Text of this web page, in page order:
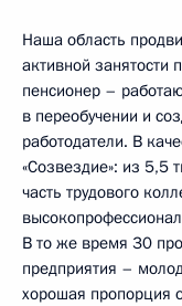
Наша область
активной занятости
пенсионер –
в переобучении и
работодатели. В
«Созвездие»: из 5,5
часть трудового
В то же время 30
предприятия –
хорошая пропорция